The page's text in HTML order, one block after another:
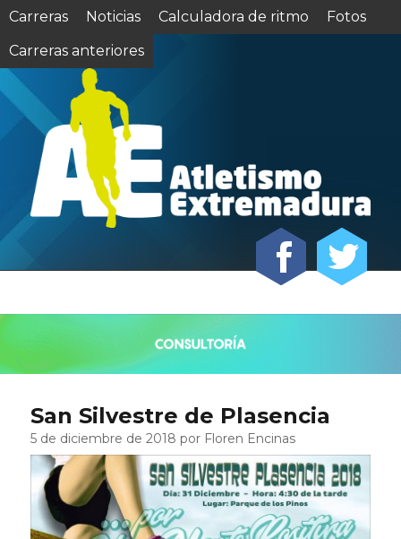
Carreras Noticias Calculadora de ritmo
Fotos
Carreras anteriores
San Silvestre de Plasencia
5 de diciembre de 2018 por Floren Encinas